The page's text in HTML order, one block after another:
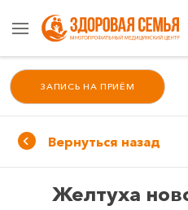
ЗАПИСЬ НА ПРИЁМ
Вернуться назад
Желтуха